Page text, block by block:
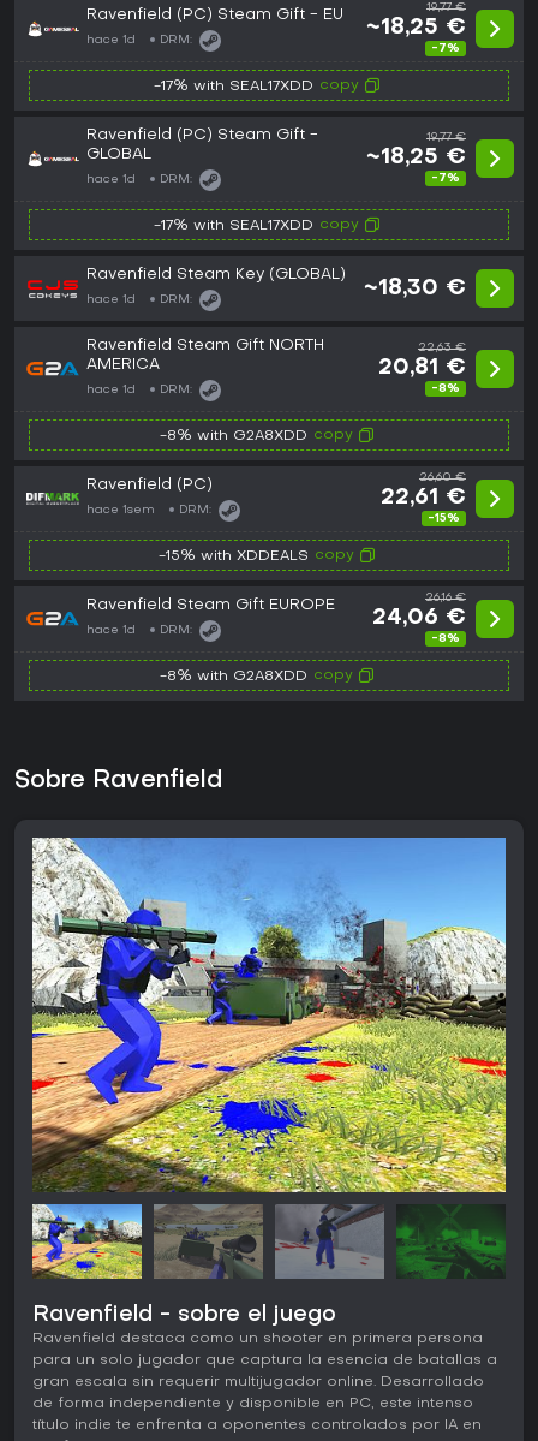
Ravenfield (PC) Steam Gift - EU
hace 1d DRM:
19,77 €
~18,25 €
-7%
-17% with SEAL17XDD copy
Ravenfield (PC) Steam Gift -
GLOBAL
hace 1d DRM:
19,77 €
~18,25 €
-7%
-17% with SEAL17XDD copy
Ravenfield Steam Key (GLOBAL)
hace 1d DRM:
~18,30 €
Ravenfield Steam Gift NORTH
AMERICA
hace 1d DRM:
22,63 €
20,81 €
-8%
-8% with G2A8XDD copy
Ravenfield (PC)
hace 1sem DRM:
26,60 €
22,61 €
-15%
-15% with XDDEALS copy
Ravenfield Steam Gift EUROPE
hace 1d DRM:
26,16 €
24,06 €
-8%
-8% with G2A8XDD copy
Sobre Ravenfield
Ravenfield - sobre el juego
Ravenfield destaca como un shooter en primera persona
para un solo jugador que captura la esencia de batallas a
gran escala sin requerir multijugador online. Desarrollado
de forma independiente y disponible en PC, este intenso
título indie te enfrenta a oponentes controlados por IA en